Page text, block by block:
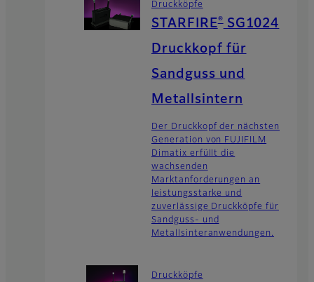
Druckköpfe
STARFIRE®SG1024
Druckkopf für
Sandguss und
Metallsintern
Der Druckkopf der nächsten
Generation von FUJIFILM
Dimatix erfüllt die
wachsenden
Marktanforderungen an
leistungsstarke und
zuverlässige Druckköpfe für
Sandguss- und
Metallsinteranwendungen.
Druckköpfe